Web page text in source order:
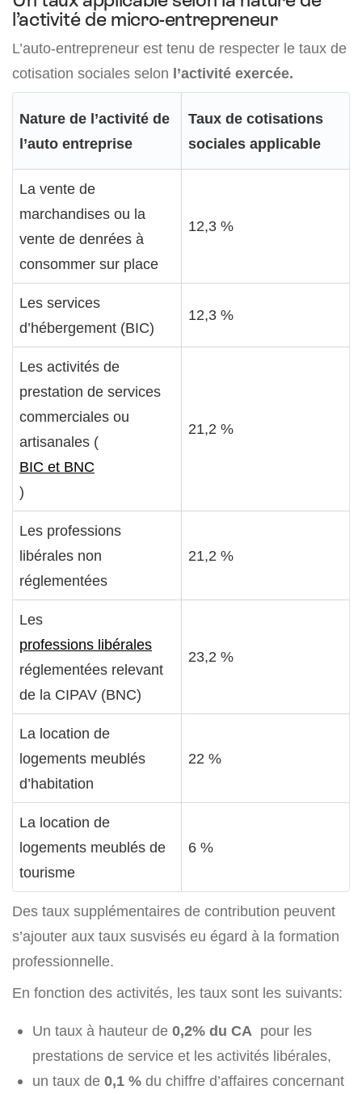
l’activité de micro-entrepreneur
L’auto-entrepreneur est tenu de respecter le taux de
cotisation sociales selon l’activité exercée.
Nature de l’activité de
l’auto entreprise
Taux de cotisations
sociales applicable
La vente de
marchandises ou la
vente de denrées à
consommer sur place
12,3 %
Les services
d’hébergement (BIC)
12,3 %
Les activités de
prestation de services
commerciales ou
artisanales (
BIC et BNC
)
21,2 %
Les professions
libérales non
réglementées
21,2 %
Les
professions libérales
réglementées relevant
de la CIPAV (BNC)
23,2 %
La location de
logements meublés
d’habitation
22 %
La location de
logements meublés de
tourisme
6 %
Des taux supplémentaires de contribution peuvent
s’ajouter aux taux susvisés eu égard à la formation
professionnelle.
En fonction des activités, les taux sont les suivants:
Un taux à hauteur de 0,2% du CA pour les
prestations de service et les activités libérales,
un taux de 0,1 % du chiffre d’affaires concernant